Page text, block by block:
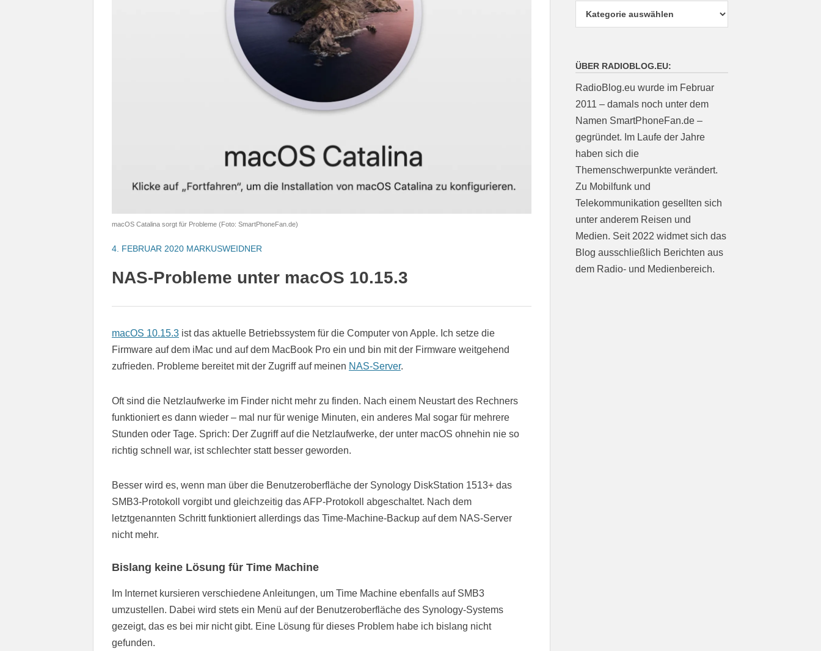
macOS Catalina sorgt für Probleme (Foto: SmartPhoneFan.de)
4. FEBRUAR 2020 MARKUSWEIDNER
NAS-Probleme unter macOS 10.15.3
macOS 10.15.3 ist das aktuelle Betriebssystem für die Computer von Apple. Ich setze die
Firmware auf dem iMac und auf dem MacBook Pro ein und bin mit der Firmware weitgehend
zufrieden. Probleme bereitet mit der Zugriff auf meinen NAS-Server.
Oft sind die Netzlaufwerke im Finder nicht mehr zu finden. Nach einem Neustart des Rechners
funktioniert es dann wieder – mal nur für wenige Minuten, ein anderes Mal sogar für mehrere
Stunden oder Tage. Sprich: Der Zugriff auf die Netzlaufwerke, der unter macOS ohnehin nie so
richtig schnell war, ist schlechter statt besser geworden.
Besser wird es, wenn man über die Benutzeroberfläche der Synology DiskStation 1513+ das
SMB3-Protokoll vorgibt und gleichzeitig das AFP-Protokoll abgeschaltet. Nach dem
letztgenannten Schritt funktioniert allerdings das Time-Machine-Backup auf dem NAS-Server
nicht mehr.
Bislang keine Lösung für Time Machine
Im Internet kursieren verschiedene Anleitungen, um Time Machine ebenfalls auf SMB3
umzustellen. Dabei wird stets ein Menü auf der Benutzeroberfläche des Synology-Systems
gezeigt, das es bei mir nicht gibt. Eine Lösung für dieses Problem habe ich bislang nicht
gefunden.
ÜBER RADIOBLOG.EU:
RadioBlog.eu wurde im Februar
2011 – damals noch unter dem
Namen SmartPhoneFan.de –
gegründet. Im Laufe der Jahre
haben sich die
Themenschwerpunkte verändert.
Zu Mobilfunk und
Telekommunikation gesellten sich
unter anderem Reisen und
Medien. Seit 2022 widmet sich das
Blog ausschließlich Berichten aus
dem Radio- und Medienbereich.